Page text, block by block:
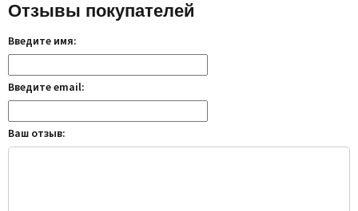
Отзывы покупателей
Введите имя:
Введите email:
Ваш отзыв: